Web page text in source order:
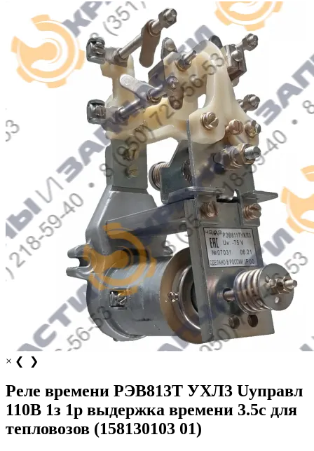
× ❮ ❯
Реле времени РЭВ813Т УХЛ3 Uуправл
110В 1з 1р выдержка времени 3.5с для
тепловозов (158130103 01)